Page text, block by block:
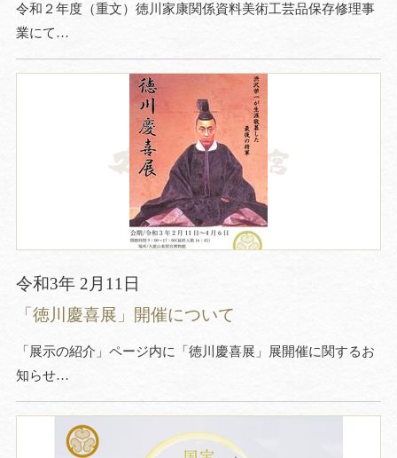
令和２年度（重文）徳川家康関係資料美術工芸品保存修理事
業にて…
令和3年 2月11日
「徳川慶喜展」開催について
「展示の紹介」ページ内に「徳川慶喜展」展開催に関するお
知らせ…